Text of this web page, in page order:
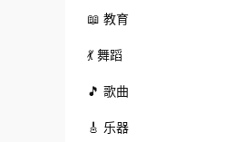
📖 教育
💃 舞蹈
🎵 歌曲
🎸 乐器